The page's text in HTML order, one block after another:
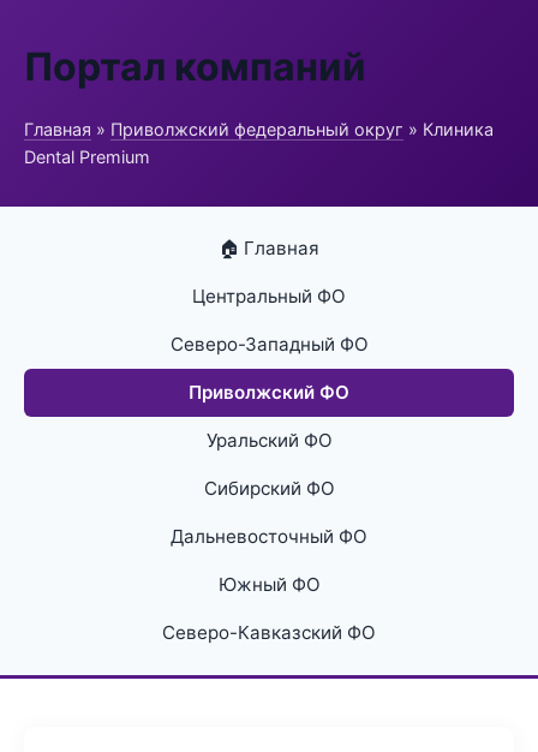
Портал компаний
Главная » Приволжский федеральный округ » Клиника
Dental Premium
🏠 Главная
Центральный ФО
Северо-Западный ФО
Приволжский ФО
Уральский ФО
Сибирский ФО
Дальневосточный ФО
Южный ФО
Северо-Кавказский ФО